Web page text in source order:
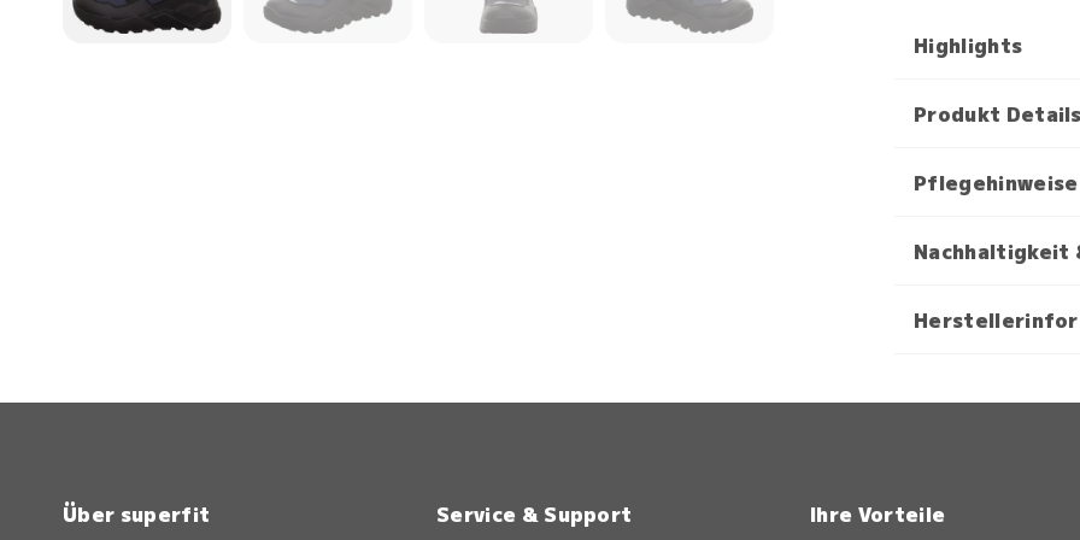
Highlights
Produkt
Pflegehinweise
Über superfit Service & Support Ihre Vorteile